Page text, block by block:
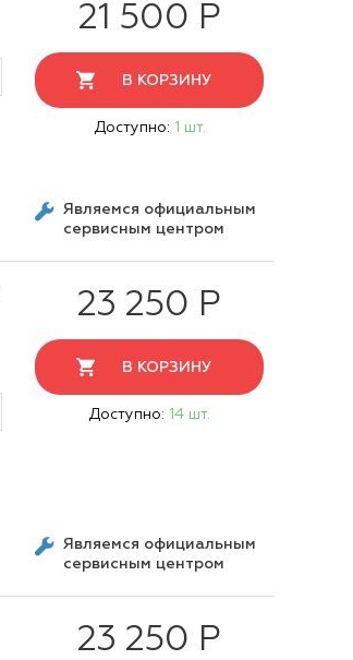
21 500 Р
В КОРЗИНУ
Доступно: 1 шт.
Являемся официальным
сервисным центром
23 250 Р
В КОРЗИНУ
Доступно: 14 шт.
Являемся официальным
сервисным центром
23 250 Р